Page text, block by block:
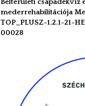
mederrehabilitációja
TOP_PLUSZ-1.2.1-21-
00028